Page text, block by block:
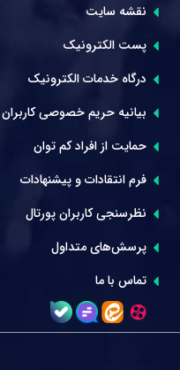
نقشه سایت
پست الکترونیک
درگاه خدمات الکترونیک
بیانیه حریم خصوصی کاربران
حمایت از افراد کم توان
فرم انتقادات و پیشنهادات
نظرسنجی کاربران پورتال
پرسش‌های متداول
تماس با ما